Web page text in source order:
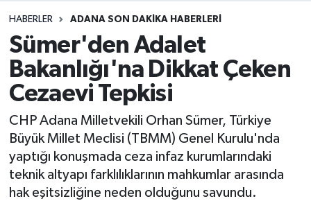
HABERLER ADANA SON DAKIKA HABERLERI
Sümer'den Adalet
Bakanlığı'na Dikkat Çeken
Cezaevi Tepkisi
CHP Adana Milletvekili Orhan Sümer, Türkiye
Büyük Millet Meclisi (TBMM) Genel Kurulu'nda
yaptığı konuşmada ceza infaz kurumlarındaki
teknik altyapı farklılıklarının mahkumlar arasında
hak eşitsizliğine neden olduğunu savundu.